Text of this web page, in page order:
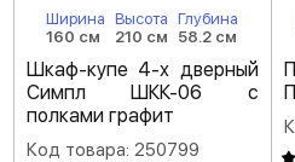
Ширина
160 см
Высота
210 см
Глубина
58.2 см
Шкаф-купе 4-х дверный
Симпл ШКК-06 с
полками графит
Код товара: 250799